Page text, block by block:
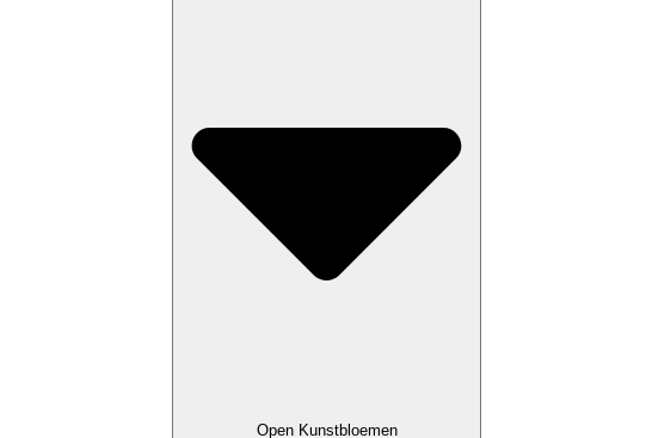
Open Kunstbloemen